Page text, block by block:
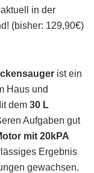
in der
(bisher: 129,90€)
ist ein
Haus und
dem 30 L
Aufgaben gut
mit 20kPA
Ergebnis
gewachsen.